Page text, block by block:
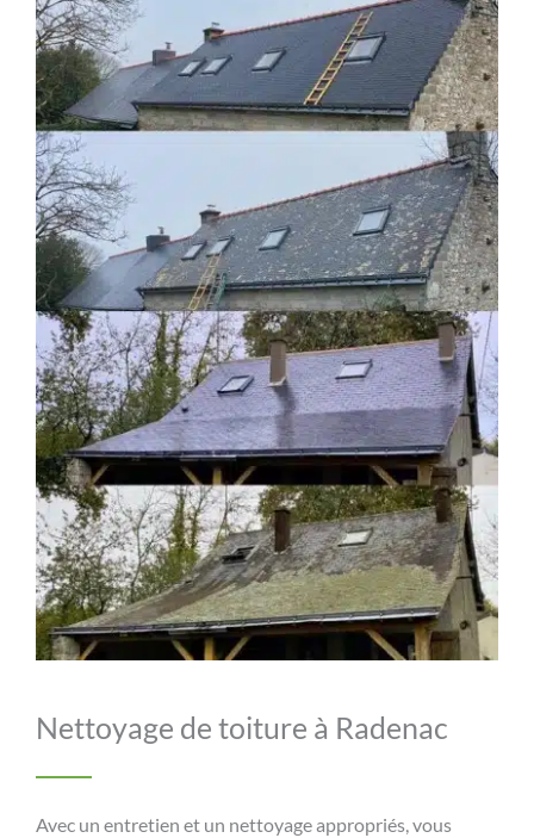
Nettoyage de toiture à Radenac
Avec un entretien et un nettoyage appropriés, vous